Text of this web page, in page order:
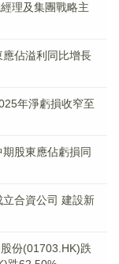
理及集團戰略主
佔溢利同比增長
年淨虧損收窄至
股東應佔虧損同
合資公司 建設新
份(01703.HK)跌